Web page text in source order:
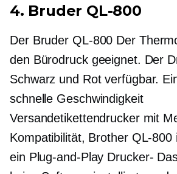
4. Bruder QL-800
Der Bruder QL-800 Der
den Bürodruck geeignet. Der
Schwarz und Rot verfügbar.
schnelle Geschwindigkeit
Versandetikettendrucker mit
Kompatibilität, Brother QL-800
ein Plug-and-Play Drucker-